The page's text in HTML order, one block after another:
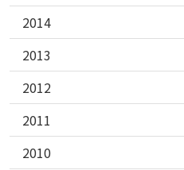
2014
2013
2012
2011
2010